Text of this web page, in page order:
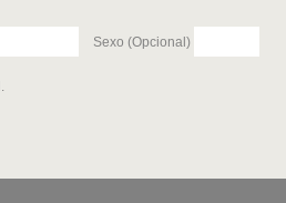
Sexo (Opcional)
.